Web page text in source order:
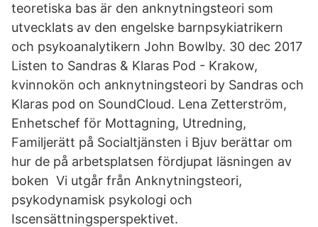
teoretiska bas är den anknytningsteori som
utvecklats av den engelske barnpsykiatrikern
och psykoanalytikern John Bowlby. 30 dec 2017
Listen to Sandras & Klaras Pod - Krakow,
kvinnokön och anknytningsteori by Sandras och
Klaras pod on SoundCloud. Lena Zetterström,
Enhetschef för Mottagning, Utredning,
Familjerätt på Socialtjänsten i Bjuv berättar om
hur de på arbetsplatsen fördjupat läsningen av
boken Vi utgår från Anknytningsteori,
psykodynamisk psykologi och
Iscensättningsperspektivet.